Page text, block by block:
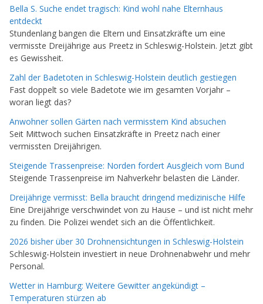
Bella S. Suche endet tragisch: Kind wohl nahe Elternhaus
entdeckt
Stundenlang bangen die Eltern und Einsatzkräfte um eine
vermisste Dreijährige aus Preetz in Schleswig-Holstein. Jetzt gibt
es Gewissheit.
Zahl der Badetoten in Schleswig-Holstein deutlich gestiegen
Fast doppelt so viele Badetote wie im gesamten Vorjahr –
woran liegt das?
Anwohner sollen Gärten nach vermisstem Kind absuchen
Seit Mittwoch suchen Einsatzkräfte in Preetz nach einer
vermissten Dreijährigen.
Steigende Trassenpreise: Norden fordert Ausgleich vom Bund
Steigende Trassenpreise im Nahverkehr belasten die Länder.
Dreijährige vermisst: Bella braucht dringend medizinische Hilfe
Eine Dreijährige verschwindet von zu Hause – und ist nicht mehr
zu finden. Die Polizei wendet sich an die Öffentlichkeit.
2026 bisher über 30 Drohnensichtungen in Schleswig-Holstein
Schleswig-Holstein investiert in neue Drohnenabwehr und mehr
Personal.
Wetter in Hamburg: Weitere Gewitter angekündigt –
Temperaturen stürzen ab